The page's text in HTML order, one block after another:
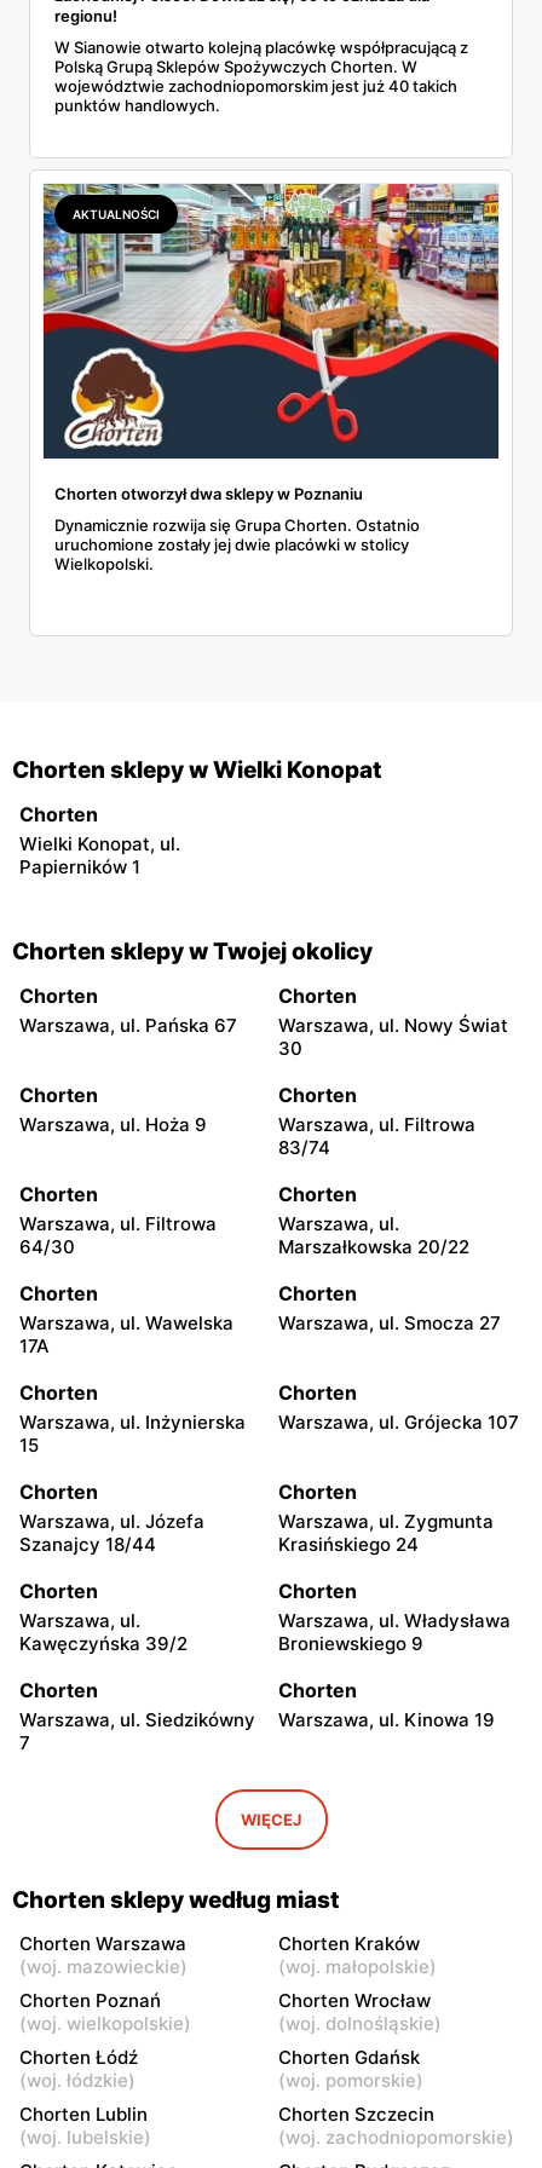
regionu!
W Sianowie otwarto kolejną placówkę współpracującą z
Polską Grupą Sklepów Spożywczych Chorten. W
województwie zachodniopomorskim jest już 40 takich
punktów handlowych.
AKTUALNOŚCI
Chorten otworzył dwa sklepy w Poznaniu
Dynamicznie rozwija się Grupa Chorten. Ostatnio
uruchomione zostały jej dwie placówki w stolicy
Wielkopolski.
Chorten sklepy w Wielki Konopat
Chorten
Wielki Konopat, ul.
Papierników 1
Chorten sklepy w Twojej okolicy
Chorten
Warszawa, ul. Pańska 67
Chorten
Warszawa, ul. Nowy Świat
30
Chorten
Warszawa, ul. Hoża 9
Chorten
Warszawa, ul. Filtrowa
83/74
Chorten
Warszawa, ul. Filtrowa
64/30
Chorten
Warszawa, ul.
Marszałkowska 20/22
Chorten
Warszawa, ul. Wawelska
17A
Chorten
Warszawa, ul. Smocza 27
Chorten
Warszawa, ul. Inżynierska
15
Chorten
Warszawa, ul. Grójecka 107
Chorten
Warszawa, ul. Józefa
Szanajcy 18/44
Chorten
Warszawa, ul. Zygmunta
Krasińskiego 24
Chorten
Warszawa, ul.
Kawęczyńska 39/2
Chorten
Warszawa, ul. Władysława
Broniewskiego 9
Chorten
Warszawa, ul. Siedzikówny
7
Chorten
Warszawa, ul. Kinowa 19
Chorten
Warszawa al. Stanów
Zjednoczonych 32/U1
Chorten
Warszawa, ul. Franciszka
Żymirskiego 7/168u
Chorten
20
Chorten
Warszawa, ul. Siennicka
6/18
Chorten
Warszawa, ul. Barkocińska
6
Chorten
Warszawa, ul. Igańska
28\U4
Chorten
Warszawa, ul. Trocka 10D
WIĘCEJ
Chorten sklepy według miast
Chorten Warszawa
(woj. mazowieckie)
Chorten Kraków
(woj. małopolskie)
Chorten Poznań
(woj. wielkopolskie)
Chorten Wrocław
(woj. dolnośląskie)
Chorten Łódź
(woj. łódzkie)
Chorten Gdańsk
(woj. pomorskie)
Chorten Lublin
(woj. lubelskie)
Chorten Szczecin
(woj. zachodniopomorskie)